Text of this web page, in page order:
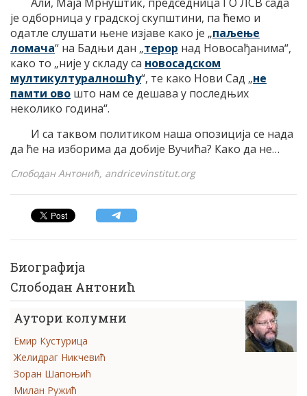
је одборница у градској скупштини, па ћемо и
одатле слушати њене изјаве како је „паљење
ломача“ на Бадњи дан „терор над Новосађанима“,
како то „није у складу са новосадском
мултикултуралношћу“, те како Нови Сад „не
памти ово што нам се дешава у последњих
неколико година“.
И са таквом политиком наша опозиција се нада
да ће на изборима да добије Вучића? Како да не…
Слободан Антонић, andricevinstitut.org
Биографија
Слободан Антонић
Аутори колумни
Емир Кустурица
Желидраг Никчевић
Зоран Шапоњић
Милан Ружић